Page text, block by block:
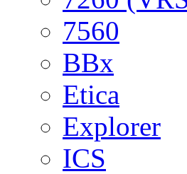
7560
BBx
Etica
Explorer
ICS